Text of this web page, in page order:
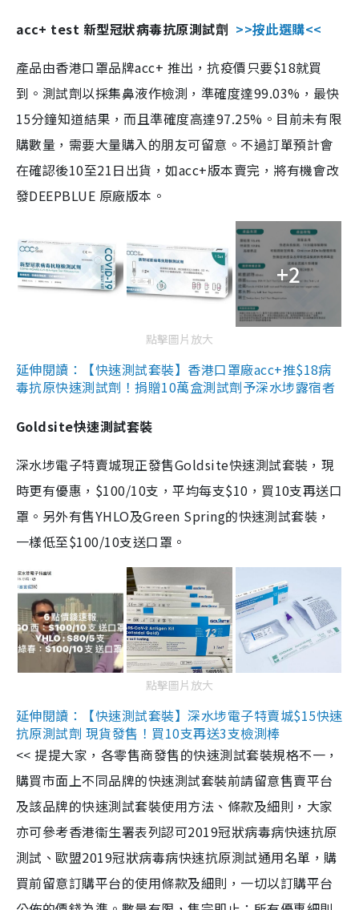
acc+ test 新型冠狀病毒抗原測試劑 >>按此選購<<
產品由香港口罩品牌acc+ 推出，抗疫價只要$18就買
到。測試劑以採集鼻液作檢測，準確度達99.03%，最快
15分鐘知道結果，而且準確度高達97.25%。目前未有限
購數量，需要大量購入的朋友可留意。不過訂單預計會
在確認後10至21日出貨，如acc+版本賣完，將有機會改
發DEEPBLUE 原廠版本。
+2
點擊圖片放大
延伸閱讀：【快速測試套裝】香港口罩廠acc+推$18病
毒抗原快速測試劑！捐贈10萬盒測試劑予深水埗露宿者
Goldsite快速測試套裝
深水埗電子特賣城現正發售Goldsite快速測試套裝，現
時更有優惠，$100/10支，平均每支$10，買10支再送口
罩。另外有售YHLO及Green Spring的快速測試套裝，
一樣低至$100/10支送口罩。
點擊圖片放大
延伸閱讀：【快速測試套裝】深水埗電子特賣城$15快速
抗原測試劑 現貨發售！買10支再送3支檢測棒
<< 提提大家，各零售商發售的快速測試套裝規格不一，
購買市面上不同品牌的快速測試套裝前請留意售賣平台
及該品牌的快速測試套裝使用方法、條款及細則，大家
亦可參考香港衞生署表列認可2019冠狀病毒病快速抗原
測試、歐盟2019冠狀病毒病快速抗原測試通用名單，購
買前留意訂購平台的使用條款及細則，一切以訂購平台